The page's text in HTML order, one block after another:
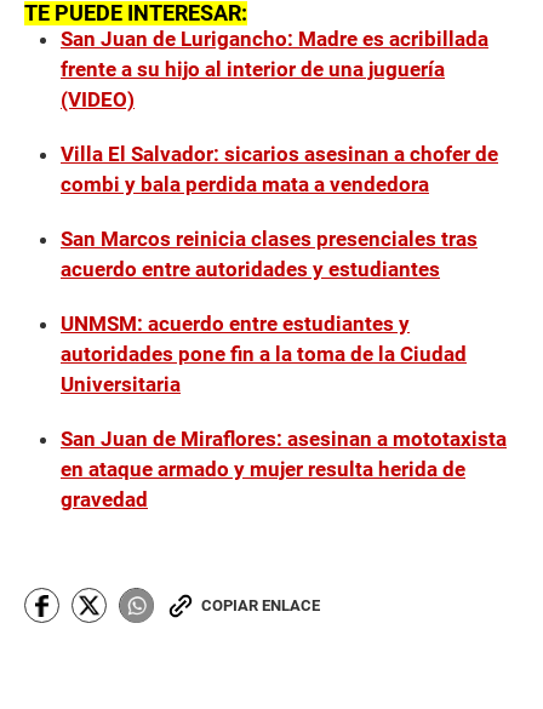
TE PUEDE INTERESAR:
San Juan de Lurigancho: Madre es acribillada
frente a su hijo al interior de una juguería
(VIDEO)
Villa El Salvador: sicarios asesinan a chofer de
combi y bala perdida mata a vendedora
San Marcos reinicia clases presenciales tras
acuerdo entre autoridades y estudiantes
UNMSM: acuerdo entre estudiantes y
autoridades pone fin a la toma de la Ciudad
Universitaria
San Juan de Miraflores: asesinan a mototaxista
en ataque armado y mujer resulta herida de
gravedad
COPIAR ENLACE